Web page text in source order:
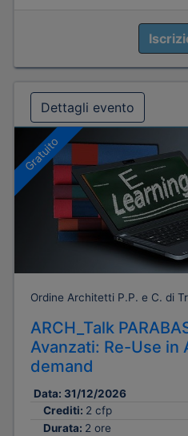
Dettagli evento
Gratuito
Ordine Architetti P.P. e C. di
ARCH_Talk
Avanzati: Re-Use in
demand
Data: 31/12/2026
Crediti: 2 cfp
Durata: 2 ore